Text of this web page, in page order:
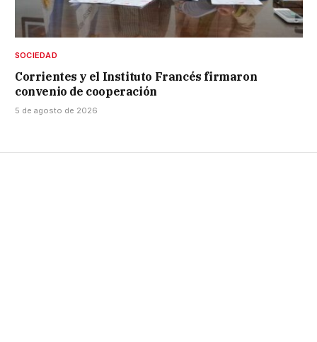
SOCIEDAD
Corrientes y el Instituto Francés firmaron
convenio de cooperación
5 de agosto de 2026